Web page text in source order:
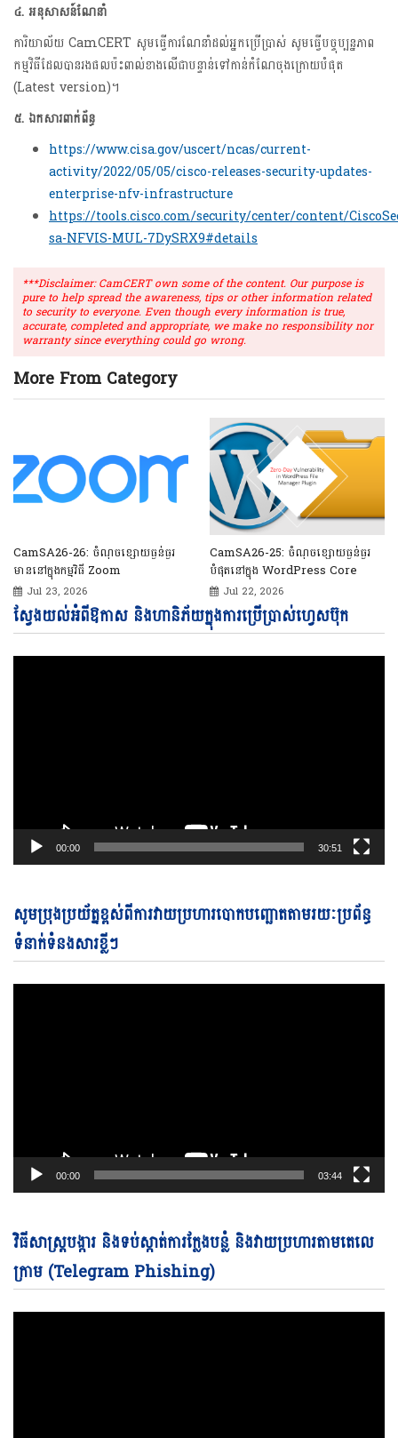
៤. អនុសាសន៍ណែនាំ
ការិយាល័យ CamCERT សូមធ្វើការណែនាំដល់អ្នកប្រើប្រាស់ សូមធ្វើបច្ចុប្បន្នភាព
កម្មវិធីដែលបានរងផលប៉ះពាល់ខាងលើ​ជាបន្ទាន់​ទៅកាន់កំណែចុងក្រោយបំផុត
(Latest version)។
៥. ឯកសារពាក់ព័ន្ធ
https://www.cisa.gov/uscert/ncas/current-
activity/2022/05/05/cisco-releases-security-updates-
enterprise-nfv-infrastructure
https://tools.cisco.com/security/center/content/
sa-NFVIS-MUL-7DySRX9#details
***Disclaimer: CamCERT own some of the content. Our purpose is
pure to help spread the awareness, tips or other information related
to security to everyone. Even though every information is true,
accurate, completed and appropriate, we make no responsibility nor
warranty since everything could go wrong.
More From Category
CamSA26-25: ចំណុចខ្សោយធ្ងន់ធ្ងរ
បំផុតនៅក្នុង WordPress Core
Jul 22, 2026
CamSA26-27: ចំណុចខ្សោយធ្ងន់ធ្ងរ
បំផុតនៅក្នុង ផលិតផល SonicWall
Jul 24, 2026
ស្វែងយល់អំពីឱកាស និងហានិភ័យក្នុងការប្រើប្រាស់ហ្វេសប៊ុក
00:00 30:51
សូមប្រុងប្រយ័ត្នខ្ពស់ពីការវាយប្រហារបោកបញ្ឆោតតាមរយៈប្រព័ន្ធ
ទំនាក់ទំនងសារខ្លីៗ
00:00 03:44
វិធីសាស្ត្របង្ការ និងទប់ស្កាត់ការក្លែងបន្លំ និងវាយប្រហារតាមតេលេ
ក្រាម (Telegram Phishing)